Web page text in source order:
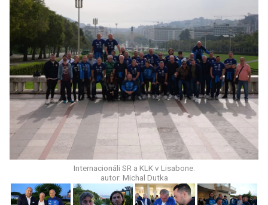
Internacionáli SR a KLK v Lisabone.
autor: Michal Dutka